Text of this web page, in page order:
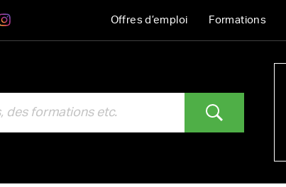
Offres d’emploi Formations